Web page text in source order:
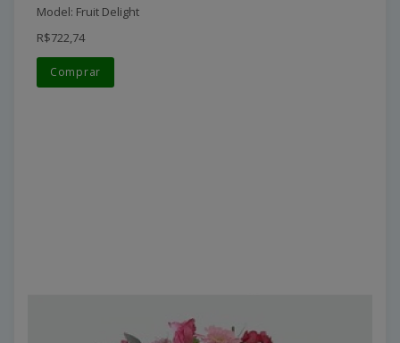
Model: Fruit Delight
R$722,74
Comprar